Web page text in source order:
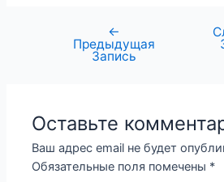
←
Предыдущая
Запись
Оставьте
Ваш адрес email не будет
Обязательные поля помечены *